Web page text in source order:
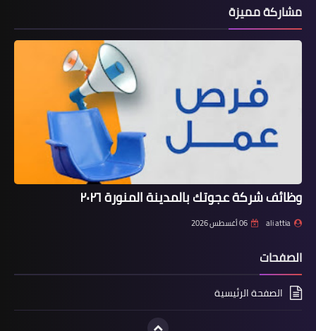
مشاركة مميزة
وظائف شركة عجوتك بالمدينة المنورة ٢٠٢٦
ali attia 06 أغسطس 2026
الصفحات
الصفحة الرئيسية